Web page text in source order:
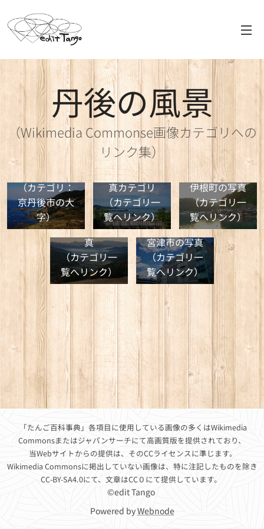
丹後の風景
（Wikimedia Commonse画像カテゴリへの
リンク集）
京丹後市の写
真
（カテゴリ：
京丹後市の大
字）
京丹後市の写
真カテゴリ
（カテゴリ一
覧へリンク）
伊根町の写真
（カテゴリ一
覧へリンク）
与謝野町の写
真
（カテゴリ一
覧へリンク）
宮津市の写真
（カテゴリ一
覧へリンク）
「たんご百科事典」各項目に使用している画像の多くはWikimedia
Commonsまたはジャパンサーチにて高画質版を提供されており、
当Webサイトからの提供は、そのCCライセンスに準じます。
Wikimedia Commonsに掲出していない画像は、特に注記したものを除き
CC-BY-SA4.0にて、文章はCC０にて提供しています。
©edit Tango
Powered byWebnode